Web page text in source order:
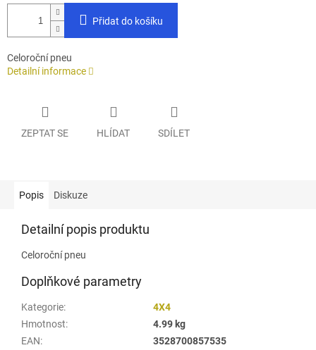
Přidat do košíku
Celoroční pneu
Detailní informace
ZEPTAT SE HLÍDAT SDÍLET
Popis Diskuze
Detailní popis produktu
Celoroční pneu
Doplňkové parametry
Kategorie:
4X4
Hmotnost:
4.99 kg
EAN:
3528700857535